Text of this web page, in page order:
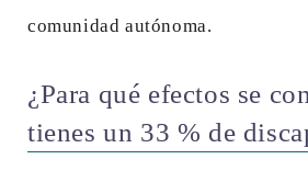
comunidad autónoma.
¿Para qué efectos se
tienes un 33 % de